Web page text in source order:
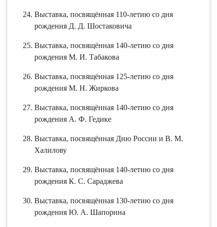
Выставка, посвящённая 110-летию со дня
рождения Д. Д. Шостаковича
Выставка, посвящённая 140-летию со дня
рождения М. И. Табакова
Выставка, посвящённая 125-летию со дня
рождения М. Н. Жиркова
Выставка, посвящённая 140-летию со дня
рождения А. Ф. Гедике
Выставка, посвящённая Дню России и В. М.
Халилову
Выставка, посвящённая 140-летию со дня
рождения К. С. Сараджева
Выставка, посвящённая 130-летию со дня
рождения Ю. А. Шапорина